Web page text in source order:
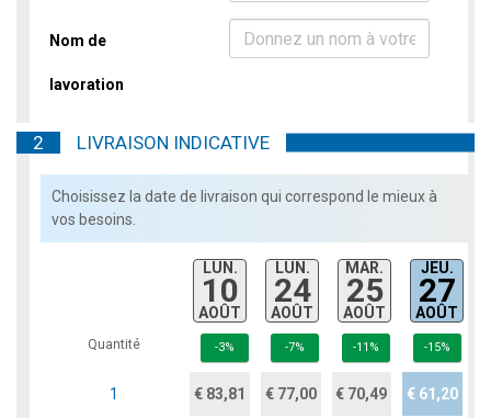
Nom de
lavoration
2 LIVRAISON INDICATIVE
Choisissez la date de livraison qui correspond le mieux à
vos besoins.
LUN.
10
AOÛT
LUN.
24
AOÛT
MAR.
25
AOÛT
JEU.
27
AOÛT
Quantité -3% -7% -11% -15%
1 € 83,81 € 77,00 € 70,49 € 61,20